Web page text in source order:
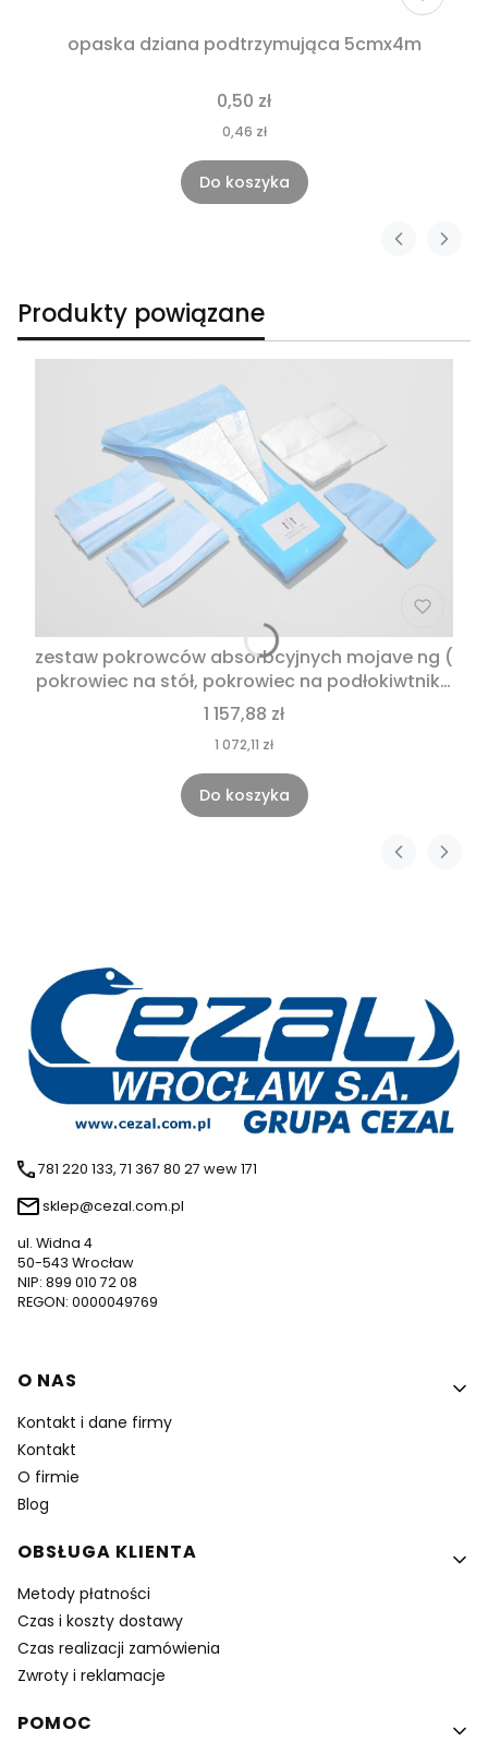
opaska dziana podtrzymująca 5cmx4m
0,50 zł
0,46 zł
Do koszyka
Produkty powiązane
zestaw pokrowców absorbcyjnych mojave ng (
pokrowiec na stół, pokrowiec na podłokiwtniki i
zagłówek) ngabtslscn-eu
1 157,88 zł
1 072,11 zł
Do koszyka
781 220 133, 71 367 80 27 wew 171
sklep@cezal.com.pl
ul. Widna 4
50-543 Wrocław
NIP: 899 010 72 08
REGON: 0000049769
Linki w stopce
O NAS
Kontakt i dane firmy
Kontakt
O firmie
Blog
OBSŁUGA KLIENTA
Metody płatności
Czas i koszty dostawy
Czas realizacji zamówienia
Zwroty i reklamacje
POMOC